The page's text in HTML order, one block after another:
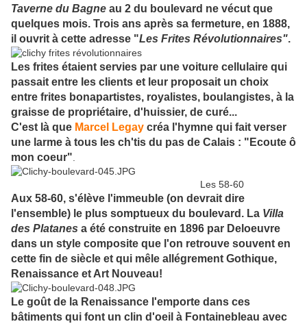
Taverne du Bagne au 2 du boulevard ne vécut que
quelques mois. Trois ans après sa fermeture, en 1888,
il ouvrit à cette adresse "Les Frites Révolutionnaires".
Les frites étaient servies par une voiture cellulaire qui
passait entre les clients et leur proposait un choix
entre frites bonapartistes, royalistes, boulangistes, à la
graisse de propriétaire, d'huissier, de curé...
C'est là que Marcel Legay créa l'hymne qui fait verser
une larme à tous les ch'tis du pas de Calais : "Ecoute ô
mon coeur"
Les 58-60
Aux 58-60, s'élève l'immeuble (on devrait dire
l'ensemble) le plus somptueux du boulevard. La Villa
des Platanes a été construite en 1896 par Deloeuvre
dans un style composite que l'on retrouve souvent en
cette fin de siècle et qui mêle allégrement Gothique,
Renaissance et Art Nouveau!
Le goût de la Renaissance l'emporte dans ces
bâtiments qui font un clin d'oeil à Fontainebleau avec